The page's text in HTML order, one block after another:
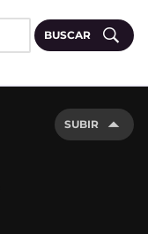
BUSCAR
SUBIR